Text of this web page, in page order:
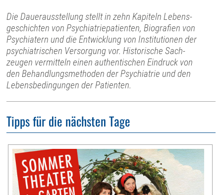
Die Dauerausstellung stellt in zehn Kapiteln Lebens­
geschichten von Psychiatrie­patienten, Biografien von
Psychiatern und die Entwick­lung von Insti­tutionen der
psychia­trischen Versorgung vor. Histo­rische Sach­
zeugen vermitteln einen authen­tischen Eindruck von
den Behand­lungs­methoden der Psychia­trie und den
Lebens­bedingungen der Patienten.
Tipps für die nächsten Tage